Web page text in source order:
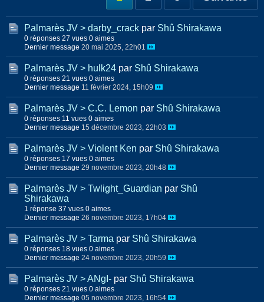
Palmarès JV > darby_crack par Shû Shirakawa
0 réponses 27 vues 0 aimes
Dernier message 20 mai 2025, 22h01
Palmarès JV > hulk24 par Shû Shirakawa
0 réponses 21 vues 0 aimes
Dernier message 11 février 2024, 15h09
Palmarès JV > C.C. Lemon par Shû Shirakawa
0 réponses 11 vues 0 aimes
Dernier message 15 décembre 2023, 22h03
Palmarès JV > Violent Ken par Shû Shirakawa
0 réponses 17 vues 0 aimes
Dernier message 29 novembre 2023, 20h48
Palmarès JV > Twlight_Guardian par Shû
Shirakawa
1 réponse 37 vues 0 aimes
Dernier message 26 novembre 2023, 17h04
Palmarès JV > Tarma par Shû Shirakawa
0 réponses 18 vues 0 aimes
Dernier message 24 novembre 2023, 20h59
Palmarès JV > ANgI- par Shû Shirakawa
0 réponses 21 vues 0 aimes
Dernier message 05 novembre 2023, 16h54